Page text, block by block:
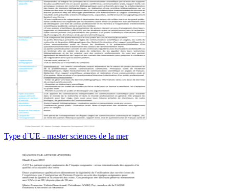
Type d`UE - master sciences de la mer